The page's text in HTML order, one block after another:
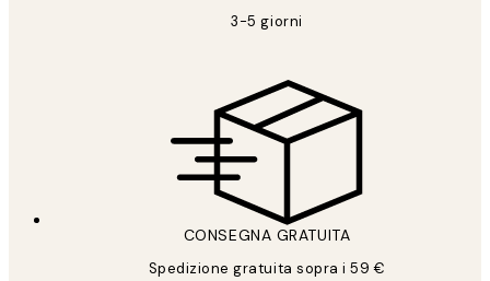
3-5 giorni
CONSEGNA GRATUITA
Spedizione gratuita sopra i 59 €